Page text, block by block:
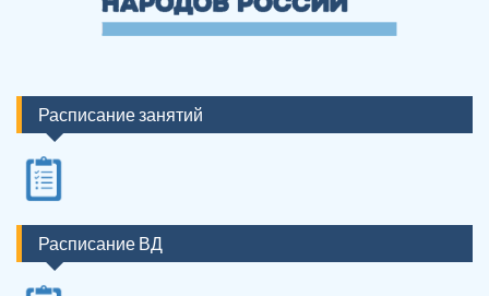
Расписание занятий
Расписание ВД